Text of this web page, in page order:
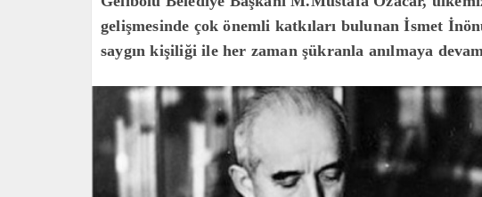
gelişmesinde çok önemli katkıları bulunan İsmet
saygın kişiliği ile her zaman şükranla anılmaya